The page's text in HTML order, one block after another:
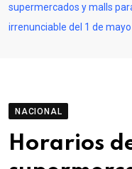
supermercados y malls
irrenunciable del 1 de mayo
NACIONAL
Horarios